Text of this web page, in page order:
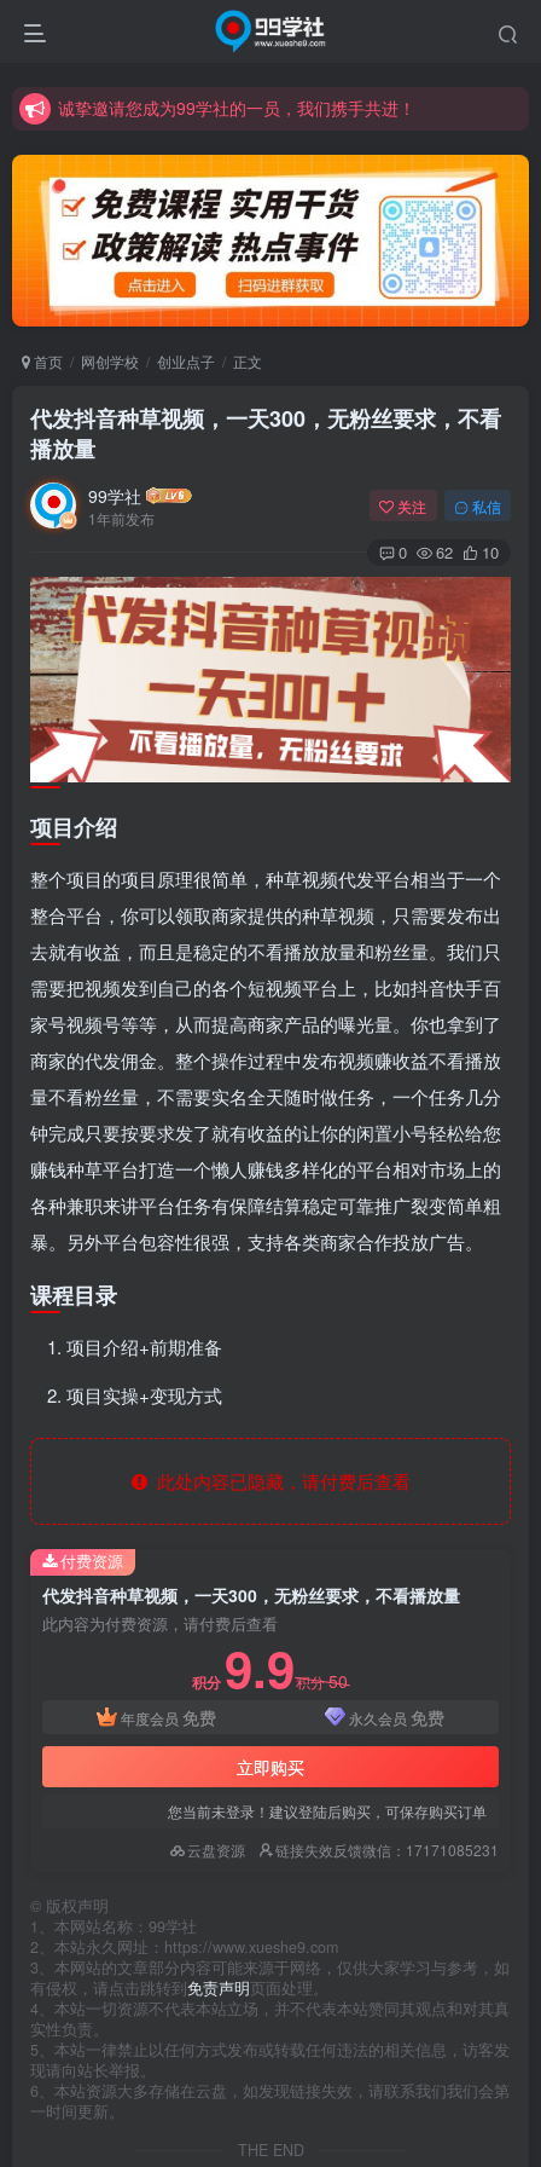
诚挚邀请您成为99学社的一员，我们携手共进！
诚挚邀请您成为99学社的一员，我们携手共进！
学习路上不孤独，99学社与你同行！分享全网优质VIP资源，炒股教程、创业教程、网络营销教程、自媒体短视频教程等，长期更新各大精品创业项目！
首页 网创学校 创业点子 正文
代发抖音种草视频，一天300，无粉丝要求，不看
播放量
99学社
1年前发布
关注 私信
0 62 10
项目介绍
整个项目的项目原理很简单，种草视频代发平台相当于一个
整合平台，你可以领取商家提供的种草视频，只需要发布出
去就有收益，而且是稳定的不看播放放量和粉丝量。我们只
需要把视频发到自己的各个短视频平台上，比如抖音快手百
家号视频号等等，从而提高商家产品的曝光量。你也拿到了
商家的代发佣金。整个操作过程中发布视频赚收益不看播放
量不看粉丝量，不需要实名全天随时做任务，一个任务几分
钟完成只要按要求发了就有收益的让你的闲置小号轻松给您
赚钱种草平台打造一个懒人赚钱多样化的平台相对市场上的
各种兼职来讲平台任务有保障结算稳定可靠推广裂变简单粗
暴。另外平台包容性很强，支持各类商家合作投放广告。
课程目录
项目介绍+前期准备
项目实操+变现方式
此处内容已隐藏，请付费后查看
代发抖音种草视频，一天300，无粉丝要求，不看播放量
此内容为付费资源，请付费后查看
积分 9.9积分50
年度会员 免费 永久会员 免费
立即购买
您当前未登录！建议登陆后购买，可保存购买订单
云盘资源
链接失效反馈微信：17171085231
付费资源
© 版权声明
1、本网站名称：99学社
2、本站永久网址：https://www.xueshe9.com
3、本网站的文章部分内容可能来源于网络，仅供大家学习与参考，如
有侵权，请点击跳转到免责声明页面处理。
4、本站一切资源不代表本站立场，并不代表本站赞同其观点和对其真
实性负责。
5、本站一律禁止以任何方式发布或转载任何违法的相关信息，访客发
现请向站长举报。
6、本站资源大多存储在云盘，如发现链接失效，请联系我们我们会第
一时间更新。
THE END